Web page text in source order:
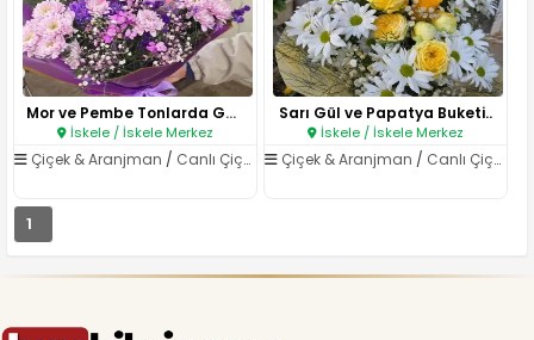
Mor ve Pembe Tonlarda Gerbera ..
İskele / İskele Merkez
Çiçek & Aranjman / Canlı Çiçekler
Sarı Gül ve Papatya Buketi..
İskele / İskele Merkez
Çiçek & Aranjman / Canlı Çiçekler
1